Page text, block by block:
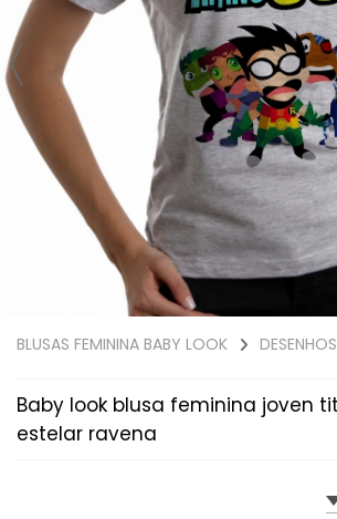
BLUSAS FEMININA BABY LOOK DESENHOS
Baby look blusa feminina joven
estelar ravena